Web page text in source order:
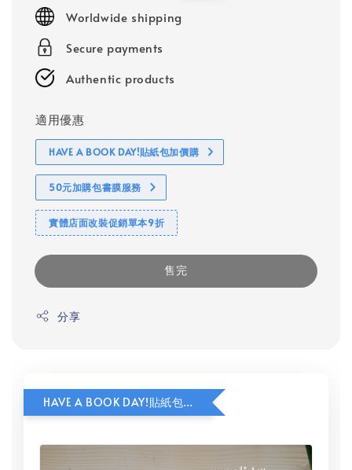
Worldwide shipping
Secure payments
Authentic products
適用優惠
HAVE A BOOK DAY!貼紙包加價購
50元加購包書膜服務
實體店面改裝促銷單本9折
售完
分享
HAVE A BOOK DAY!貼紙包加價購